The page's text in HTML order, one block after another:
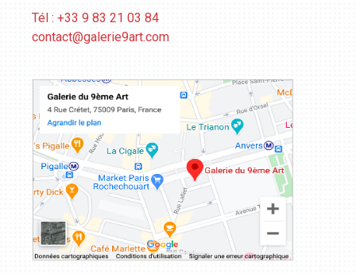
Tél : +33 9 83 21 03 84
contact@galerie9art.com